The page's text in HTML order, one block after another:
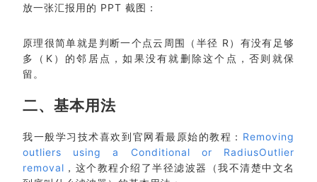
放一张汇报用的 PPT 截图：
原理很简单就是判断一个点云周围（半径 R）有没有足够
多（K）的邻居点，如果没有就删除这个点，否则就保
留。
二、基本用法
我一般学习技术喜欢到官网看最原始的教程： Removing
outliers using a Conditional or RadiusOutlier
removal ，这个教程介绍了半径滤波器（我不清楚中文名